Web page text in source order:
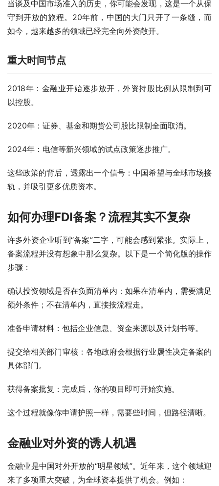
当谈及中国市场准入的历史，你可能会发现，这是一个从保
守到开放的旅程。20年前，中国的大门只开了一条缝，而
如今，越来越多的领域已经完全向外资敞开。
重大时间节点
2018年：金融业开始逐步放开，外资持股比例从限制到可
以控股。
2020年：证券、基金和期货公司股比限制全面取消。
2024年：电信等新兴领域的试点政策逐步推广。
这些政策的背后，透露出一个信号：中国希望与全球市场接
轨，并吸引更多优质资本。
如何办理FDI备案？流程其实不复杂
许多外资企业听到“备案”二字，可能会感到紧张。实际上，
备案流程并没有想象中那么复杂。以下是一个简化版的操作
步骤：
确认投资领域是否在负面清单内：如果在清单内，需要满足
额外条件；不在清单内，直接按流程走。
准备申请材料：包括企业信息、资金来源以及计划书等。
提交给相关部门审核：各地政府会根据行业属性决定备案的
具体部门。
获得备案批复：完成后，你的项目即可开始实施。
这个过程就像你申请护照一样，需要些时间，但路径清晰。
金融业对外资的诱人机遇
金融业是中国对外开放的“明星领域”。近年来，这个领域迎
来了多项重大突破，为全球资本提供了机会。例如：